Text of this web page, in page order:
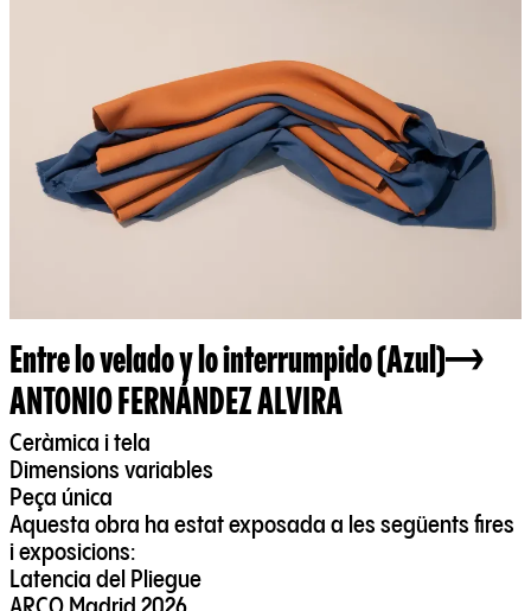
Entre lo velado y lo interrumpido (Azul)
ANTONIO FERNÁNDEZ ALVIRA
Ceràmica i tela
Dimensions variables
Peça única
Aquesta obra ha estat exposada a les següents fires
i exposicions:
Latencia del Pliegue